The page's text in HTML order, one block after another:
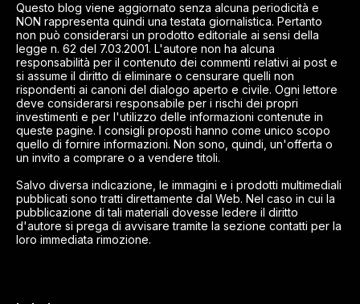
Questo blog viene aggiornato senza alcuna periodicità e
NON rappresenta quindi una testata giornalistica. Pertanto
non può considerarsi un prodotto editoriale ai sensi della
legge n. 62 del 7.03.2001. L'autore non ha alcuna
responsabilità per il contenuto dei commenti relativi ai post e
si assume il diritto di eliminare o censurare quelli non
rispondenti ai canoni del dialogo aperto e civile. Ogni lettore
deve considerarsi responsabile per i rischi dei propri
investimenti e per l'utilizzo delle informazioni contenute in
queste pagine. I consigli proposti hanno come unico scopo
quello di fornire informazioni. Non sono, quindi, un'offerta o
un invito a comprare o a vendere titoli.
Salvo diversa indicazione, le immagini e i prodotti multimediali
pubblicati sono tratti direttamente dal Web. Nel caso in cui la
pubblicazione di tali materiali dovesse ledere il diritto
d'autore si prega di avvisare tramite la sezione contatti per la
loro immediata rimozione.